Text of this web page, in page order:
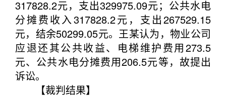
317828.2元，支出329975.09元；公共水电
分摊费收入317828.2元，支出267529.15
元，结余50299.05元。王某认为，物业公司
应退还其公共收益、电梯维护费用273.5
元、公共水电分摊费用206.5元等，故提出
诉讼。
【裁判结果】